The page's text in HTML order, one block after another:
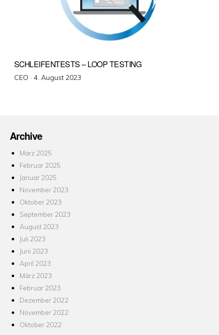
SCHLEIFENTESTS – LOOP TESTING
CEO · Veröffentlicht
4. August 2023
Archive
März 2025
Februar 2025
Januar 2025
November 2023
Oktober 2023
September 2023
August 2023
Juli 2023
Juni 2023
April 2023
März 2023
Februar 2023
Dezember 2022
November 2022
Oktober 2022